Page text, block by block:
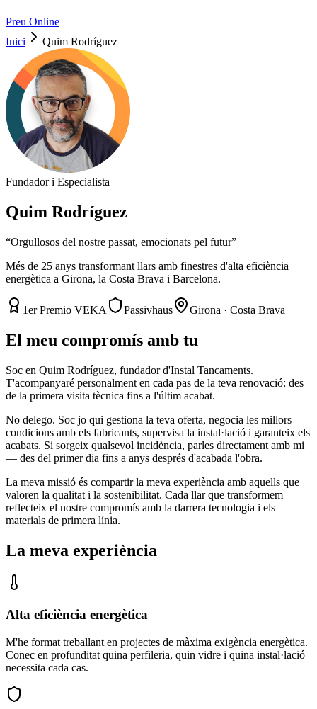
Preu Online
Inici
Quim Rodríguez
Fundador i Especialista
Quim Rodríguez
“Orgullosos del nostre passat, emocionats pel futur”
Més de 25 anys transformant llars amb finestres d'alta eficiència
energètica a Girona, la Costa Brava i Barcelona.
1er Premio VEKA Passivhaus Girona · Costa Brava
El meu compromís amb tu
Soc en Quim Rodríguez, fundador d'Instal Tancaments.
T'acompanyaré personalment en cada pas de la teva renovació: des
de la primera visita tècnica fins a l'últim acabat.
No delego. Soc jo qui gestiona la teva oferta, negocia les millors
condicions amb els fabricants, supervisa la instal·lació i garanteix els
acabats. Si sorgeix qualsevol incidència, parles directament amb mi
— des del primer dia fins a anys després d'acabada l'obra.
La meva missió és compartir la meva experiència amb aquells que
valoren la qualitat i la sostenibilitat. Cada llar que transformem
reflecteix el nostre compromís amb la darrera tecnologia i els
materials de primera línia.
La meva experiència
Alta eficiència energètica
M'he format treballant en projectes de màxima exigència energètica.
Conec en profunditat quina perfileria, quin vidre i quina instal·lació
necessita cada cas.